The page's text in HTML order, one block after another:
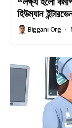
হিউম্যান
Biggani Org